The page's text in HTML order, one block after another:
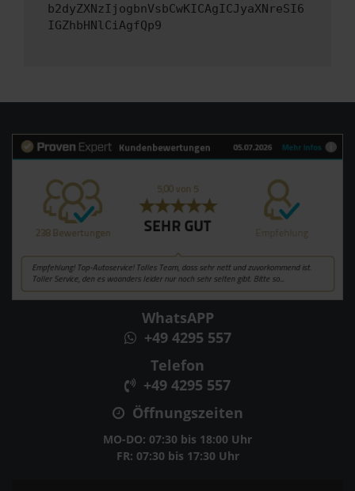
b2dyZXNzIjogbnVsbCwKICAgICJyaXNreSI6
IGZhbHNlCiAgfQp9
WhatsAPP
+49 4295 557
Telefon
+49 4295 557
Öffnungszeiten
MO-DO: 07:30 bis 18:00 Uhr
FR: 07:30 bis 17:30 Uhr